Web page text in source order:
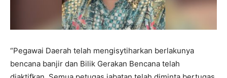
“Pegawai Daerah telah mengisytiharkan berlakunya
bencana banjir dan Bilik Gerakan Bencana telah